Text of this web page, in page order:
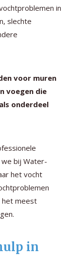
in
slechte
voor muren
voegen die
onderdeel
bij Water-
het vocht
het meest
in